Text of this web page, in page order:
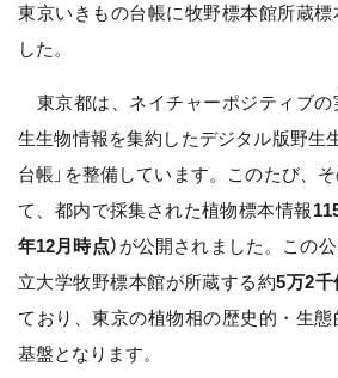
東京いきもの台帳に牧野標本館所蔵標
した。
東京都は、ネイチャーポジティブの
生生物情報を集約したデジタル版野生
台帳」を整備しています。このたび、
て、都内で採集された植物標本情報
年12月時点） が公開されました。この
立大学牧野標本館が所蔵する約5万2千
ており、東京の植物相の歴史的・生
基盤となります。